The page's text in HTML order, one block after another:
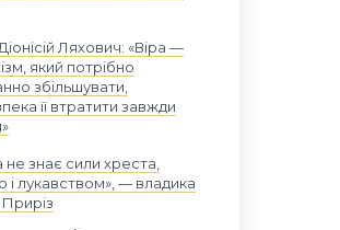
Ляхович: «Віра —
який потрібно
збільшувати,
її втратити завжди
не знає сили хреста,
і лукавством», — владика